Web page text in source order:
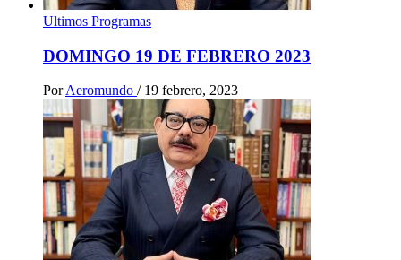
Ultimos Programas
DOMINGO 19 DE FEBRERO 2023
PorAeromundo / 19 febrero, 2023